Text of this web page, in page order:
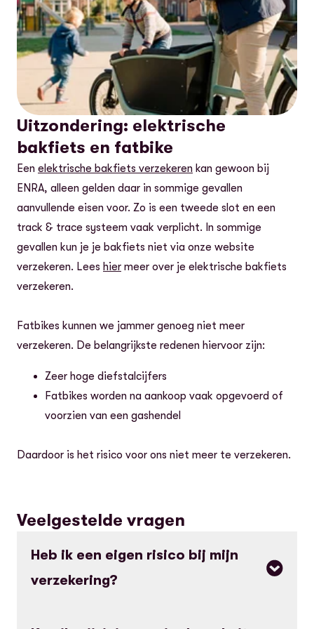
Uitzondering: elektrische
bakfiets en fatbike
Een elektrische bakfiets verzekeren kan gewoon bij
ENRA, alleen gelden daar in sommige gevallen
aanvullende eisen voor. Zo is een tweede slot en een
track & trace systeem vaak verplicht. In sommige
gevallen kun je je bakfiets niet via onze website
verzekeren. Lees hier meer over je elektrische bakfiets
verzekeren.
Fatbikes kunnen we jammer genoeg niet meer
verzekeren. De belangrijkste redenen hiervoor zijn:
Zeer hoge diefstalcijfers
Fatbikes worden na aankoop vaak opgevoerd of
voorzien van een gashendel
Daardoor is het risico voor ons niet meer te verzekeren.
Veelgestelde vragen
Heb ik een eigen risico bij mijn
verzekering?